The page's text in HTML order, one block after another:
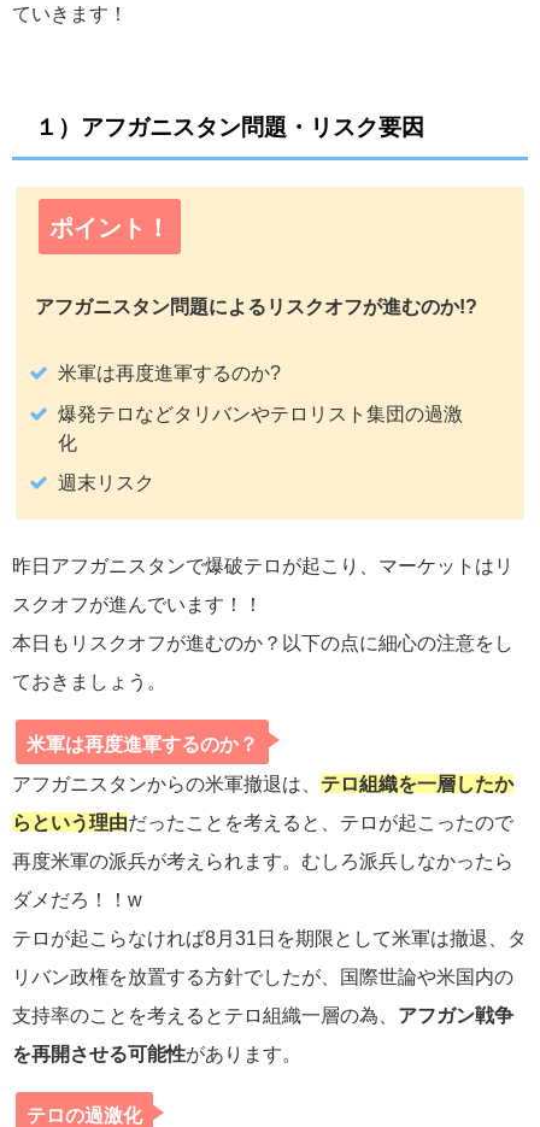
ていきます！
１）アフガニスタン問題・リスク要因
ポイント！
アフガニスタン問題によるリスクオフが進むのか!?
米軍は再度進軍するのか?
爆発テロなどタリバンやテロリスト集団の過激
化
週末リスク
昨日アフガニスタンで爆破テロが起こり、マーケットはリ
スクオフが進んでいます！！
本日もリスクオフが進むのか？以下の点に細心の注意をし
ておきましょう。
米軍は再度進軍するのか？
アフガニスタンからの米軍撤退は、 テロ組織を一層したか
らという理由だったことを考えると、テロが起こったので
再度米軍の派兵が考えられます。むしろ派兵しなかったら
ダメだろ！！w
テロが起こらなければ8月31日を期限として米軍は撤退、タ
リバン政権を放置する方針でしたが、国際世論や米国内の
支持率のことを考えるとテロ組織一層の為、 アフガン戦争
を再開させる可能性があります。
テロの過激化